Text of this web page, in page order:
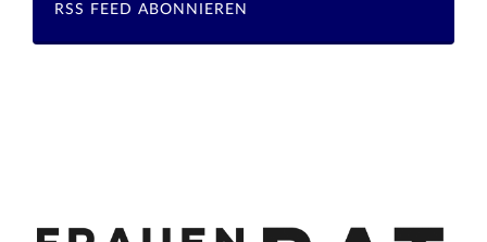
RSS FEED ABONNIEREN